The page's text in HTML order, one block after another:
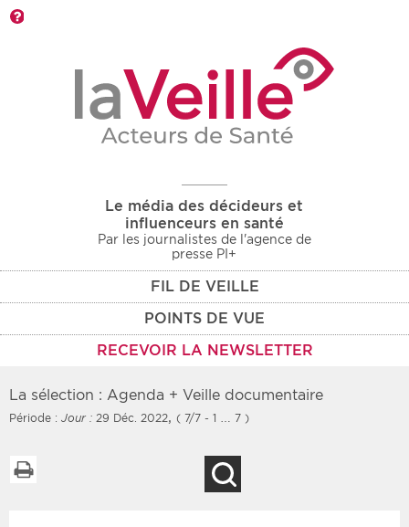
Le média des décideurs et
influenceurs en santé
Par les journalistes de l'agence de
presse PI+
FIL DE VEILLE
POINTS DE VUE
RECEVOIR LA NEWSLETTER
Type d'information
La sélection : Agenda + Veille documentaire
Période : Jour : 29 Déc. 2022, ( 7/7 - 1 … 7 )